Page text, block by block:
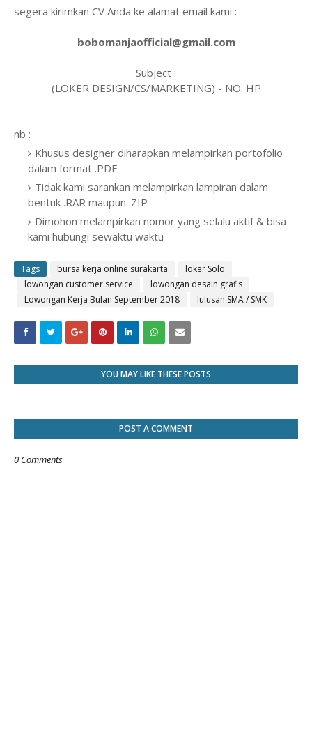
segera kirimkan CV Anda ke alamat email kami :
bobomanjaofficial@gmail.com
Subject :
(LOKER DESIGN/CS/MARKETING) - NO. HP
nb :
Khusus designer diharapkan melampirkan portofolio
dalam format .PDF
Tidak kami sarankan melampirkan lampiran dalam
bentuk .RAR maupun .ZIP
Dimohon melampirkan nomor yang selalu aktif & bisa
kami hubungi sewaktu waktu
Tags bursa kerja online surakarta
loker Solo
lowongan customer service
lowongan desain grafis
Lowongan Kerja Bulan September 2018
lulusan SMA / SMK
YOU MAY LIKE THESE POSTS
POST A COMMENT
0 Comments